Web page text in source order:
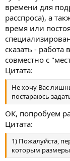
времени для
расспроса), а
время или
сказать -
совместно с
Цитата:
Не хочу Вас
постараюсь
ОК, попробуем
Цитата:
1) Пожалуйста,
которым